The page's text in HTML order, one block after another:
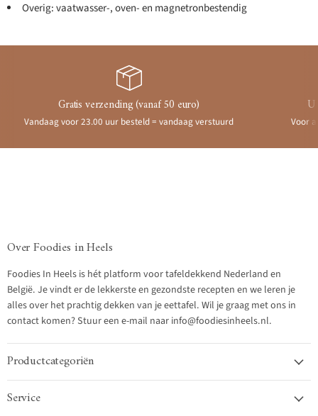
Overig: vaatwasser-, oven- en magnetronbestendig
Gratis verzending (vanaf 50 euro)
Vandaag voor 23.00 uur besteld = vandaag verstuurd Voor
Over Foodies in Heels
Foodies In Heels is hét platform voor tafeldekkend Nederland en
België. Je vindt er de lekkerste en gezondste recepten en we leren je
alles over het prachtig dekken van je eettafel. Wil je graag met ons in
contact komen? Stuur een e-mail naar info@foodiesinheels.nl.
Productcategoriën
Service